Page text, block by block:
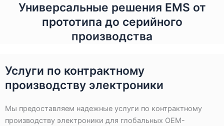
Универсальные решения EMS от
прототипа до серийного
производства
Услуги по контрактному
производству электроники
Мы предоставляем надежные услуги по контрактному
производству электроники для глобальных OEM-